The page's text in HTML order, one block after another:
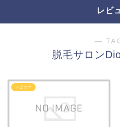
レビ
―
脱毛サロン
レビュー